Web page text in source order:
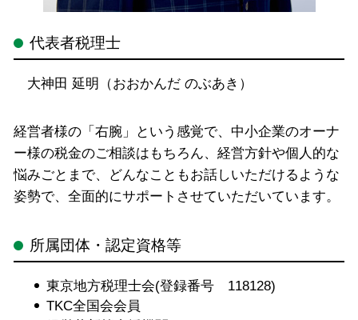
代表者税理士
大神田 延明（おおかんだ のぶあき）
経営者様の「右腕」という感覚で、中小企業のオーナ
ー様の税金のご相談はもちろん、経営方針や個人的な
悩みごとまで、どんなこともお話しいただけるような
姿勢で、全面的にサポートさせていただいています。
所属団体・認定資格等
東京地方税理士会(登録番号 118128)
TKC全国会会員